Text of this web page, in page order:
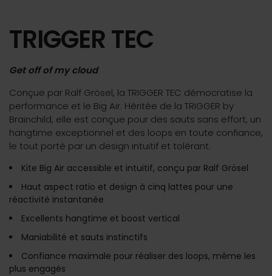
TRIGGER TEC
Get off of my cloud
Conçue par Ralf Grösel, la TRIGGER TEC démocratise la
performance et le Big Air. Héritée de la TRIGGER by
Brainchild, elle est conçue pour des sauts sans effort, un
hangtime exceptionnel et des loops en toute confiance,
le tout porté par un design intuitif et tolérant.
Kite Big Air accessible et intuitif, conçu par Ralf Grösel
Haut aspect ratio et design à cinq lattes pour une
réactivité instantanée
Excellents hangtime et boost vertical
Maniabilité et sauts instinctifs
Confiance maximale pour réaliser des loops, même les
plus engagés